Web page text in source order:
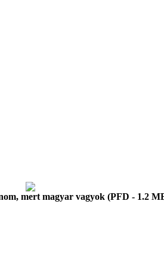
mert magyar vagyok (PFD - 1.2